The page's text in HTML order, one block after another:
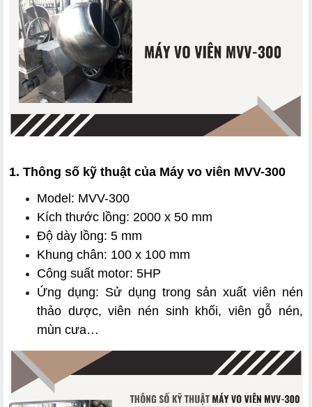
1. Thông số kỹ thuật của Máy vo viên MVV-300
Model: MVV-300
Kích thước lồng: 2000 x 50 mm
Độ dày lồng: 5 mm
Khung chân: 100 x 100 mm
Công suất motor: 5HP
Ứng dụng: Sử dụng trong sản xuất viên nén
thảo dược, viên nén sinh khối, viên gỗ nén,
mùn cưa…